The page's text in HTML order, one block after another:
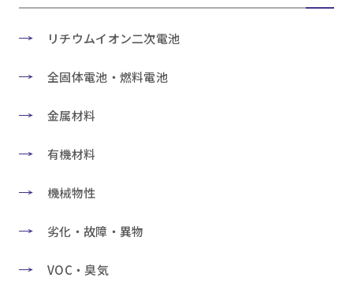
リチウムイオン二次電池
全固体電池・燃料電池
金属材料
有機材料
機械物性
劣化・故障・異物
VOC・臭気